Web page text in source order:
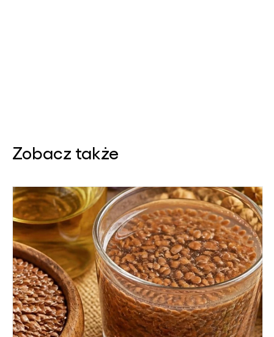
Zobacz także